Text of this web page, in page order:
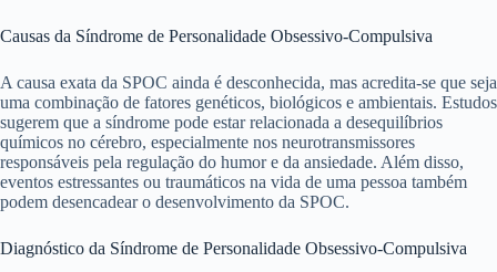
Causas da Síndrome de Personalidade Obsessivo-Compulsiva
A causa exata da SPOC ainda é desconhecida, mas acredita-se que seja
uma combinação de fatores genéticos, biológicos e ambientais. Estudos
sugerem que a síndrome pode estar relacionada a desequilíbrios
químicos no cérebro, especialmente nos neurotransmissores
responsáveis pela regulação do humor e da ansiedade. Além disso,
eventos estressantes ou traumáticos na vida de uma pessoa também
podem desencadear o desenvolvimento da SPOC.
Diagnóstico da Síndrome de Personalidade Obsessivo-Compulsiva